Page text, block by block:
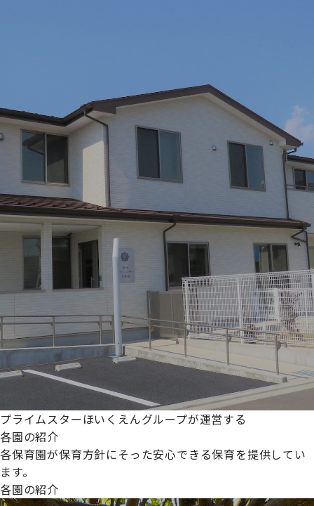
プライムスターほいくえんグループが運営する
各園の紹介
各保育園が保育方針にそった安心できる保育を提供してい
ます。
各園の紹介